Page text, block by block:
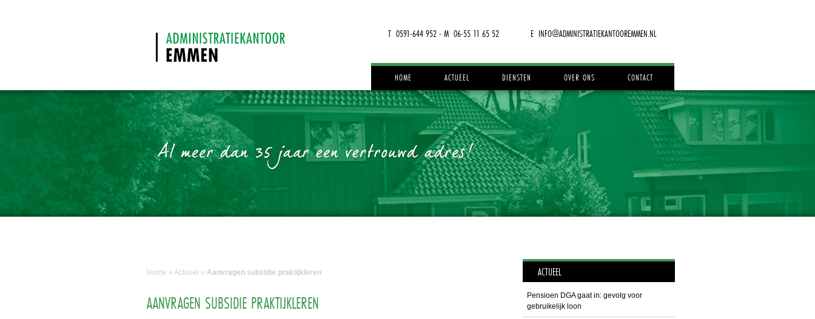
T 0591-644 952 - M 06-55 11 65 52 E INFO@ADMINISTRATIEKANTOOREMMEN.NL
HOME ACTUEEL DIENSTEN OVER ONS CONTACT
Home » Actueel » Aanvragen subsidie praktijkleren
AANVRAGEN SUBSIDIE PRAKTIJKLEREN
ACTUEEL
Pensioen DGA gaat in: gevolg voor
gebruikelijk loon